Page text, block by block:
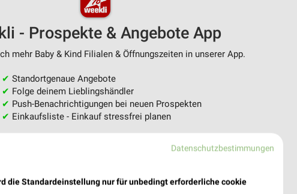
- Prospekte & Angebote App
mehr Baby & Kind Filialen & Öffnungszeiten in unserer App.
✔ Standortgenaue Angebote
✔ Folge deinem Lieblingshändler
✔ Push-Benachrichtigungen bei neuen Prospekten
✔ Einkaufsliste - Einkauf stressfrei planen
Datenschutzbestimmungen
die Standardeinstellung nur für unbedingt erforderliche cookie